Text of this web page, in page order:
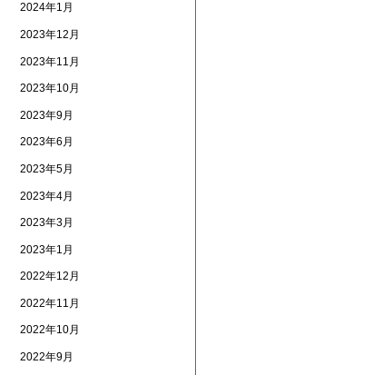
2024年1月
2023年12月
2023年11月
2023年10月
2023年9月
2023年6月
2023年5月
2023年4月
2023年3月
2023年1月
2022年12月
2022年11月
2022年10月
2022年9月